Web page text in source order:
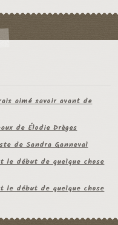
aimé savoir avant de
de Élodie Drèges
de Sandra Ganneval
début de quelque chose
début de quelque chose